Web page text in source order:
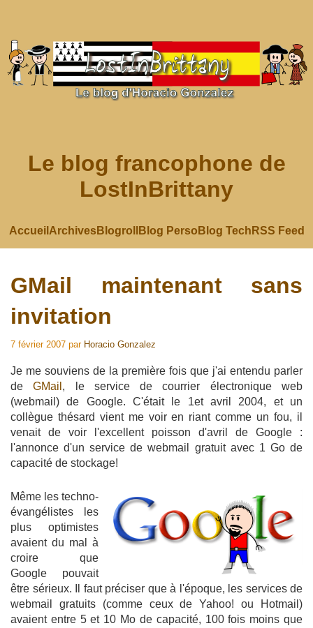
Le blog francophone de
LostInBrittany
Accueil ArchivesBlogroll Blog Perso Blog Tech RSS Feed
GMail maintenant sans
invitation
7 février 2007 par Horacio Gonzalez
Je me souviens de la première fois que j'ai entendu parler
deGMail , le service de courrier électronique web
(webmail) de Google. C'était le 1et avril 2004, et un
collègue thésard vient me voir en riant comme un fou, il
venait de voir l'excellent poisson d'avril de Google :
l'annonce d'un service de webmail gratuit avec 1 Go de
capacité de stockage!
Même les techno-
évangélistes les
plus optimistes
avaient du mal à
croire que
Google pouvait
être sérieux. Il faut préciser que à l'époque, les services de
webmail gratuits (comme ceux de Yahoo! ou Hotmail)
avaient entre 5 et 10 Mo de capacité, 100 fois moins que